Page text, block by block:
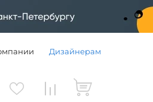
Дизайнерам